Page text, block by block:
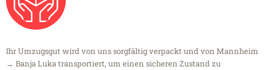
Ihr Umzugsgut wird von uns sorgfältig verpackt und von Mannheim
→ Banja Luka transportiert, um einen sicheren Zustand zu